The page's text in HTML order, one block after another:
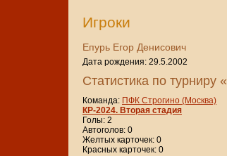
Игроки
Епурь Егор Денисович
Дата рождения: 29.5.2002
Статистика по турниру «
Команда: ПФК Строгино (Москва)
КР-2024. Вторая стадия
Голы: 2
Автоголов: 0
Желтых карточек: 0
Красных карточек: 0